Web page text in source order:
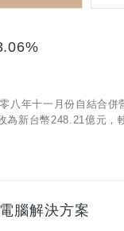
年十一月份自結合
新台幣248.21億元，
腦解決方案